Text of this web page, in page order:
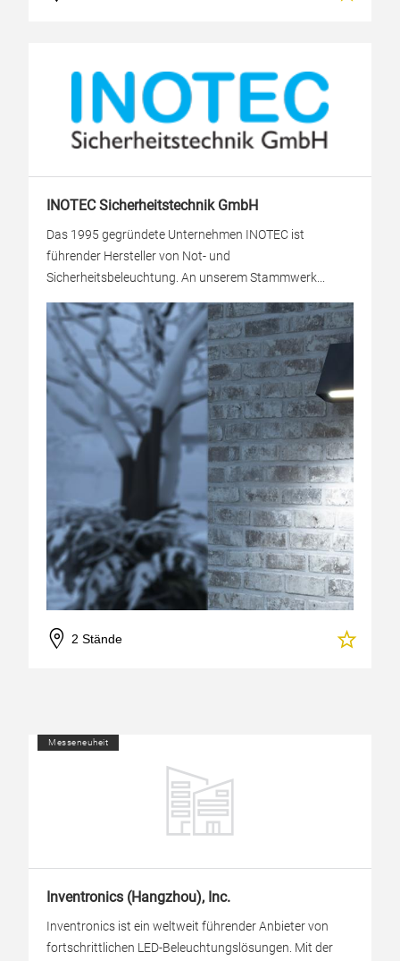
INOTEC Sicherheitstechnik GmbH
Das 1995 gegründete Unternehmen INOTEC ist
führender Hersteller von Not- und
Sicherheitsbeleuchtung. An unserem Stammwerk...
2 Stände
Messeneuheit
Inventronics (Hangzhou), Inc.
Inventronics ist ein weltweit führender Anbieter von
fortschrittlichen LED-Beleuchtungslösungen. Mit der